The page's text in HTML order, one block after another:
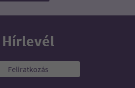
Hírlevél
Feliratkozás